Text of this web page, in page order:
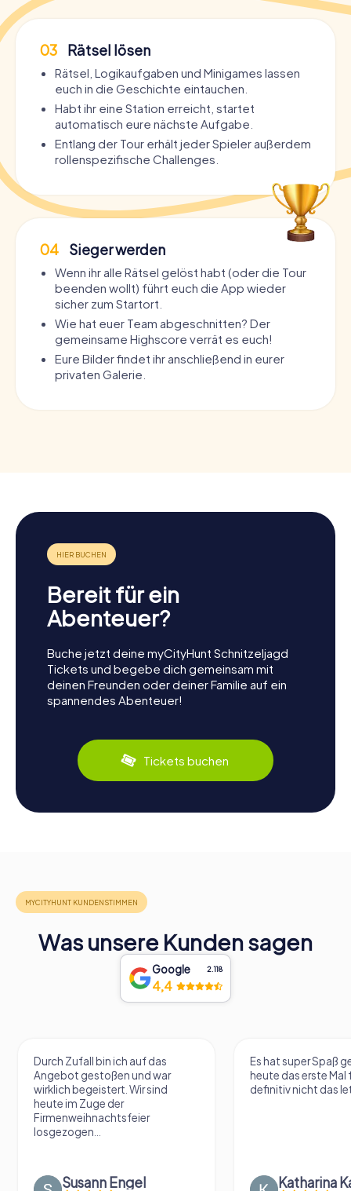
03 Rätsel lösen
Rätsel, Logikaufgaben und Minigames lassen
euch in die Geschichte eintauchen.
Habt ihr eine Station erreicht, startet
automatisch eure nächste Aufgabe.
Entlang der Tour erhält jeder Spieler außerdem
rollenspezifische Challenges.
04 Sieger werden
Wenn ihr alle Rätsel gelöst habt (oder die Tour
beenden wollt) führt euch die App wieder
sicher zum Startort.
Wie hat euer Team abgeschnitten? Der
gemeinsame Highscore verrät es euch!
Eure Bilder findet ihr anschließend in eurer
privaten Galerie.
Bereit für ein
Abenteuer?
Buche jetzt deine myCityHunt Schnitzeljagd
Tickets und begebe dich gemeinsam mit
deinen Freunden oder deiner Familie auf ein
spannendes Abenteuer!
Tickets buchen
Was unsere Kunden sagen
Google 2.118
4,4
Durch Zufall bin ich auf das
Angebot gestoßen und war
wirklich begeistert. Wir sind
heute im Zuge der
Firmenweihnachtsfeier
losgezogen...
Susann Engel
Es hat super Spaß
heute das erste Mal
definitiv nicht das
Katharina